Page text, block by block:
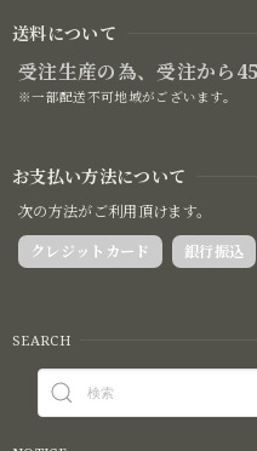
送料について
受注生産の為、受注から
※一部配送不可地域がございます。
お支払い方法について
次の方法がご利用頂けます。
クレジットカード
銀行振込
SEARCH